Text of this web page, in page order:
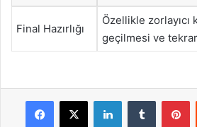
Final Hazırlığı
Özellikle zorlayıcı
geçilmesi ve tekrar
Facebook
X LinkedInTumblr